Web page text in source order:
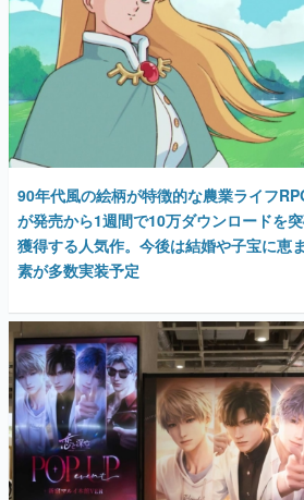
90年代風の絵柄が特徴的な農業ライフ
が発売から1週間で10万ダウンロードを
獲得する人気作。今後は結婚や子宝に恵
素が多数実装予定